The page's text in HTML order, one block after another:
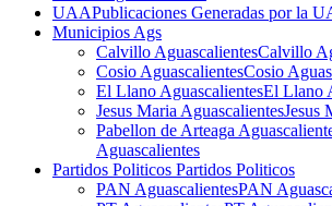
UAAPublicaciones Generadas por la
Municipios Ags
Calvillo AguascalientesCalvillo
Cosio AguascalientesCosio
El Llano AguascalientesEl Llano
Jesus Maria AguascalientesJesus
Pabellon de Arteaga
Aguascalientes
Partidos Politicos Partidos Politicos
PAN AguascalientesPAN